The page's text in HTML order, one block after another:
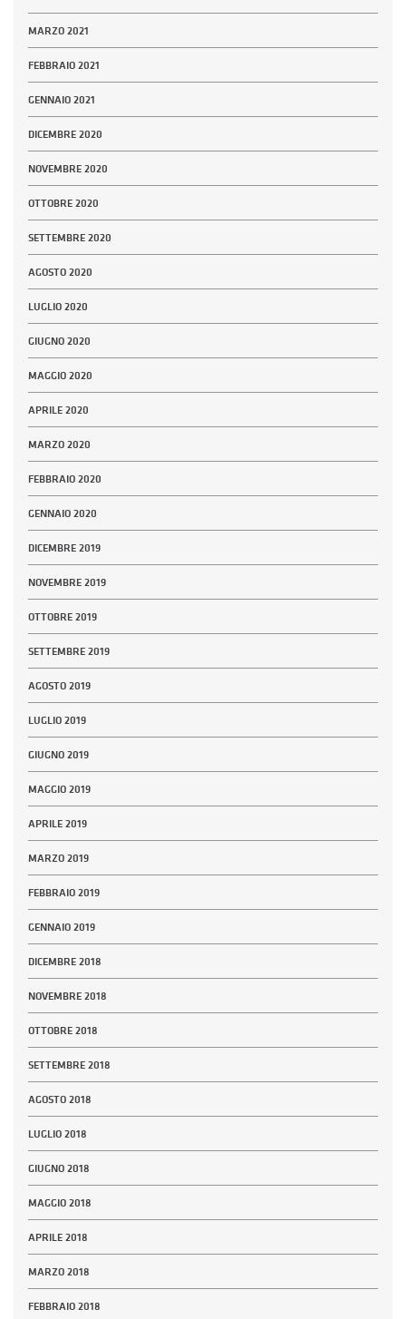
MARZO 2021
FEBBRAIO 2021
GENNAIO 2021
DICEMBRE 2020
NOVEMBRE 2020
OTTOBRE 2020
SETTEMBRE 2020
AGOSTO 2020
LUGLIO 2020
GIUGNO 2020
MAGGIO 2020
APRILE 2020
MARZO 2020
FEBBRAIO 2020
GENNAIO 2020
DICEMBRE 2019
NOVEMBRE 2019
OTTOBRE 2019
SETTEMBRE 2019
AGOSTO 2019
LUGLIO 2019
GIUGNO 2019
MAGGIO 2019
APRILE 2019
MARZO 2019
FEBBRAIO 2019
GENNAIO 2019
DICEMBRE 2018
NOVEMBRE 2018
OTTOBRE 2018
SETTEMBRE 2018
AGOSTO 2018
LUGLIO 2018
GIUGNO 2018
MAGGIO 2018
APRILE 2018
MARZO 2018
FEBBRAIO 2018